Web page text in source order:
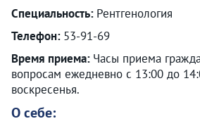
Специальность: Рентгенология
Телефон: 53-91-69
Время приема: Часы приема
вопросам ежедневно с 13:00 до
воскресенья.
О себе: